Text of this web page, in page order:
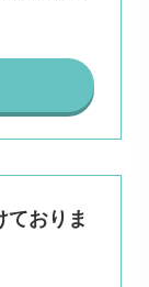
ておりま